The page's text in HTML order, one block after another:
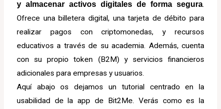
y almacenar activos digitales de forma segura.
Ofrece una billetera digital, una tarjeta de débito para
realizar pagos con criptomonedas, y recursos
educativos a través de su academia. Además, cuenta
con su propio token (B2M) y servicios financieros
adicionales para empresas y usuarios.
Aquí abajo os dejamos un tutorial centrado en la
usabilidad de la app de Bit2Me. Verás como es la